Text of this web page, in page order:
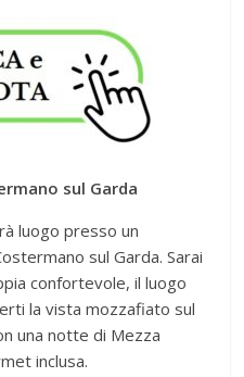
sul Garda
luogo presso un
sul Garda. Sarai
confortevole, il luogo
la vista mozzafiato sul
una notte di Mezza
inclusa.